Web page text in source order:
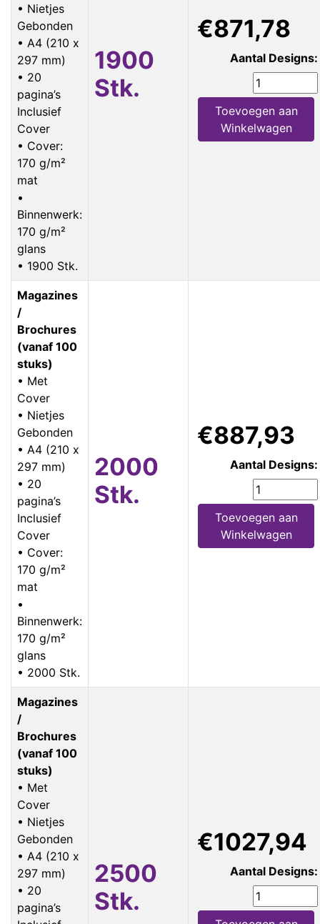
• Nietjes
Gebonden
• A4 (210 x
297 mm)
• 20
pagina’s
Inclusief
Cover
• Cover:
170 g/m²
mat
•
Binnenwerk:
170 g/m²
glans
• 1900 Stk.
1900
Stk.
€871,78
Aantal Designs:
Toevoegen aan
Winkelwagen
Magazines
/
Brochures
(vanaf 100
stuks)
• Met
Cover
• Nietjes
Gebonden
• A4 (210 x
297 mm)
• 20
pagina’s
Inclusief
Cover
• Cover:
170 g/m²
mat
•
Binnenwerk:
170 g/m²
glans
• 2000 Stk.
2000
Stk.
€887,93
Aantal Designs:
Toevoegen aan
Winkelwagen
Magazines
/
Brochures
(vanaf 100
stuks)
• Met
Cover
• Nietjes
Gebonden
• A4 (210 x
297 mm)
• 20
pagina’s
2500
Stk.
€1027,94
Aantal Designs: